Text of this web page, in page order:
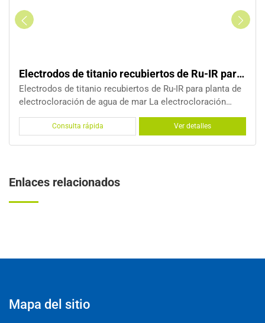
de Ru-IR para electrocloración de agua de
de Ru-IR para planta de
mar La electrocloración
como material de
que son ineficientes,
Ver detalles
Electrodos de titanio de
Electrodos de titanio de
electrocloración de agua de mar Electrolizador de
paralela, conocido como
electrolizador PPE, está
Consulta rápida
Enlaces relacionados
Mapa del sitio